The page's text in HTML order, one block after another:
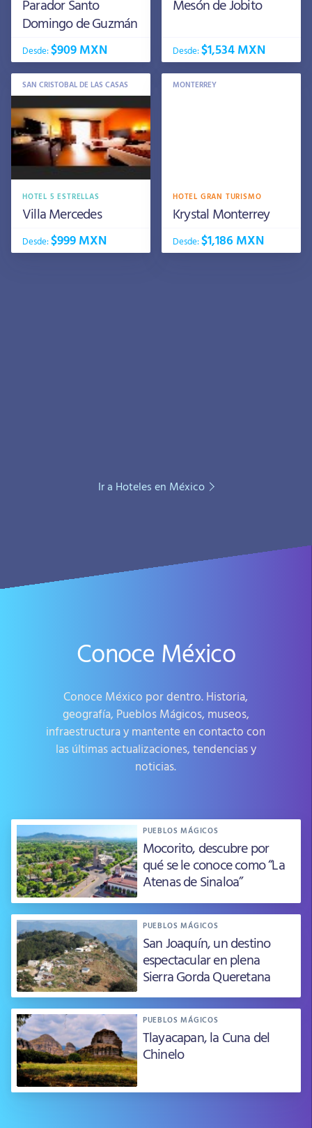
Domingo de Guzmán
Desde:$909 MXN Desde:$1,534 MXN
SAN CRISTOBAL DE LAS CASAS
HOTEL 5 ESTRELLAS
Villa Mercedes
Desde:$999 MXN
MONTERREY
HOTEL GRAN TURISMO
Krystal Monterrey
Desde:$1,186 MXN
Ir a Hoteles en México
Conoce México
Conoce México por dentro. Historia,
geografía, Pueblos Mágicos, museos,
infraestructura y mantente en contacto con
las últimas actualizaciones, tendencias y
noticias.
PUEBLOS MÁGICOS
Mocorito, descubre por
qué se le conoce como “La
Atenas de Sinaloa”
PUEBLOS MÁGICOS
San Joaquín, un destino
espectacular en plena
Sierra Gorda Queretana
PUEBLOS MÁGICOS
Tlayacapan, la Cuna del
Chinelo